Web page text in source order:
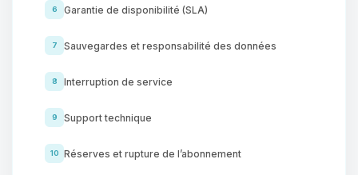
6 Garantie de disponibilité (SLA)
7 Sauvegardes et responsabilité des données
8 Interruption de service
9 Support technique
10 Réserves et rupture de l’abonnement